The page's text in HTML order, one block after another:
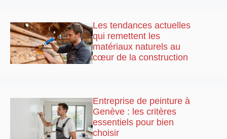
Les tendances actuelles
qui remettent les
matériaux naturels au
cœur de la construction
Entreprise de peinture à
Genève : les critères
essentiels pour bien
choisir